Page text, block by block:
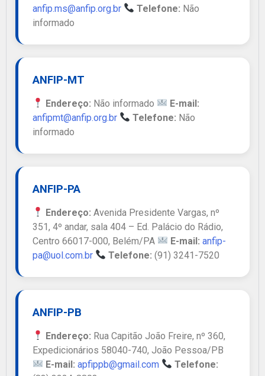
anfip.ms@anfip.org.br Telefone: Não
informado
ANFIP-MT
Endereço: Não informado
E-mail:
anfipmt@anfip.org.br
Telefone: Não
informado
ANFIP-PA
Endereço: Avenida Presidente Vargas, nº
351, 4º andar, sala 404 – Ed. Palácio do Rádio,
Centro 66017-000, Belém/PA
E-mail: anfip-
pa@uol.com.br
Telefone: (91) 3241-7520
ANFIP-PB
Endereço: Rua Capitão João Freire, nº 360,
Expedicionários 58040-740, João Pessoa/PB
E-mail: apfippb@gmail.com
Telefone: